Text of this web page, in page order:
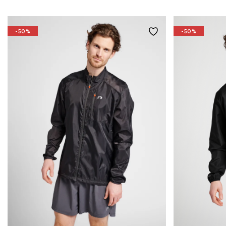
-50% -50%